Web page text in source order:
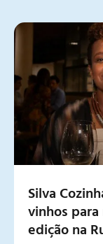
Silva
vinhos
edição na